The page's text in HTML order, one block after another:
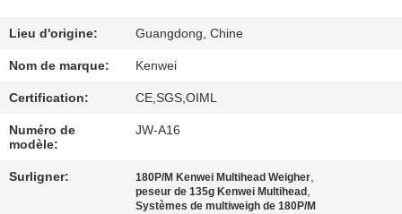
CONTACT
US
REQUEST
A
Lieu d'origine: Guangdong, Chine
Nom de marque: Kenwei
Certification: CE,SGS,OIML
Numéro de
modèle:
JW-A16
Surligner: 180P/M Kenwei Multihead Weigher,
peseur de 135g Kenwei Multihead ,
Systèmes de multiweigh de 180P/M